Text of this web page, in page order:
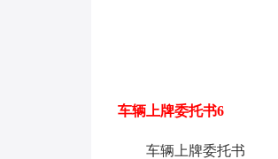
车辆上牌委托书6
车辆上牌委托书